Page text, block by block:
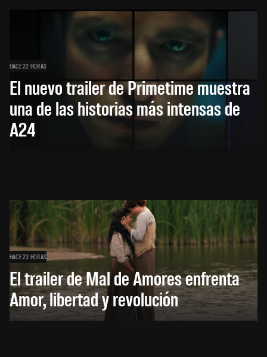
HACE 22 HORAS
El nuevo trailer de Primetime muestra
una de las historias más intensas de
A24
HACE 23 HORAS
El trailer de Mal de Amores enfrenta
Amor, libertad y revolución